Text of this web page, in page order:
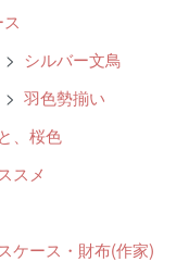
> シルバー文鳥
> 羽色勢揃い
、桜色
スメ
ケース・財布(作家)